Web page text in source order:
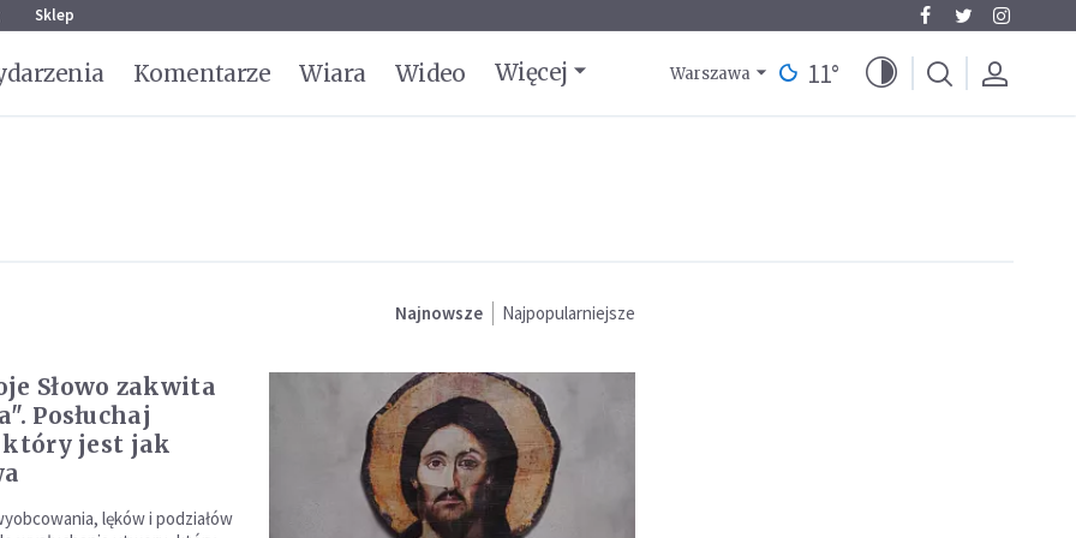
Sklep
Komentarze Wiara Wideo Więcej Warszawa 11°
Najnowsze Najpopularniejsze
Słowo zakwita
Posłuchaj
jest jak
lęków i podziałów